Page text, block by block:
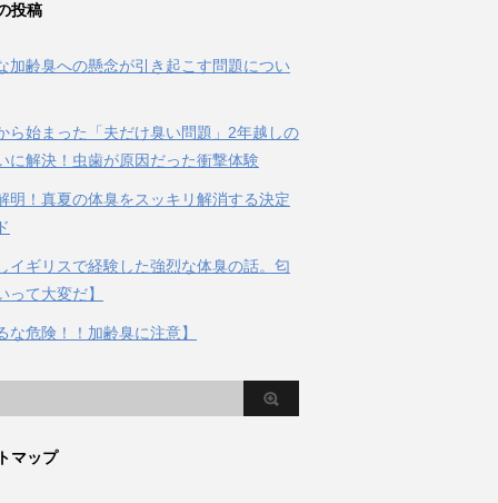
投稿
加齢臭への懸念が引き起こす問題につい
ら始まった「夫だけ臭い問題」2年越しの
に解決！虫歯が原因だった衝撃体験
明！真夏の体臭をスッキリ解消する決定
イギリスで経験した強烈な体臭の話。匂
って大変だ】
な危険！！加齢臭に注意】
マップ